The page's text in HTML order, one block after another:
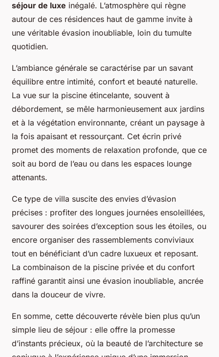
séjour de luxe inégalé. L’atmosphère qui règne
autour de ces résidences haut de gamme invite à
une véritable évasion inoubliable, loin du tumulte
quotidien.
L’ambiance générale se caractérise par un savant
équilibre entre intimité, confort et beauté naturelle.
La vue sur la piscine étincelante, souvent à
débordement, se mêle harmonieusement aux jardins
et à la végétation environnante, créant un paysage à
la fois apaisant et ressourçant. Cet écrin privé
promet des moments de relaxation profonde, que ce
soit au bord de l’eau ou dans les espaces lounge
attenants.
Ce type de villa suscite des envies d’évasion
précises : profiter des longues journées ensoleillées,
savourer des soirées d’exception sous les étoiles, ou
encore organiser des rassemblements conviviaux
tout en bénéficiant d’un cadre luxueux et reposant.
La combinaison de la piscine privée et du confort
raffiné garantit ainsi une évasion inoubliable, ancrée
dans la douceur de vivre.
En somme, cette découverte révèle bien plus qu’un
simple lieu de séjour : elle offre la promesse
d’instants précieux, où la beauté de l’architecture se